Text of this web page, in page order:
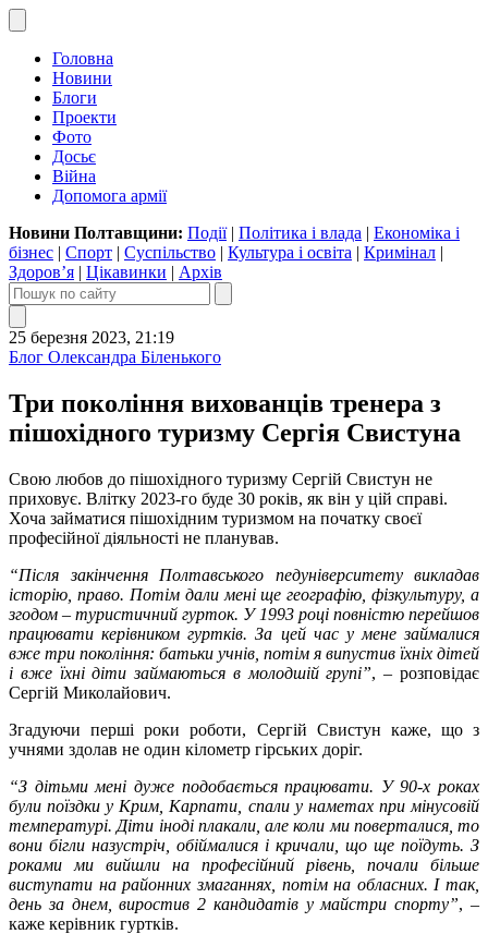
Головна
Новини
Блоги
Проекти
Фото
Досьє
Війна
Допомога армії
Новини Полтавщини: Події| Політика і влада | Економіка і
бізнес | Спорт | Суспільство | Культура і освіта | Кримінал |
Здоров’я | Цікавинки | Архів
25 березня 2023, 21:19
Блог Олександра Біленького
Три покоління вихованців тренера з
пішохідного туризму Сергія Свистуна
Свою любов до пішохідного туризму Сергій Свистун не
приховує. Влітку 2023-го буде 30 років, як він у цій справі.
Хоча займатися пішохідним туризмом на початку своєї
професійної діяльності не планував.
“Після закінчення Полтавського педуніверситету викладав
історію, право. Потім дали мені ще географію, фізкультуру, а
згодом – туристичний гурток. У 1993 році повністю перейшов
працювати керівником гуртків. За цей час у мене займалися
вже три покоління: батьки учнів, потім я випустив їхніх дітей
і вже їхні діти займаються в молодшій групі”, – розповідає
Сергій Миколайович.
Згадуючи перші роки роботи, Сергій Свистун каже, що з
учнями здолав не один кілометр гірських доріг.
“З дітьми мені дуже подобається працювати. У 90-х роках
були поїздки у Крим, Карпати, спали у наметах при мінусовій
температурі. Діти іноді плакали, але коли ми поверталися, то
вони бігли назустріч, обіймалися і кричали, що ще поїдуть. З
роками ми вийшли на професійний рівень, почали більше
виступати на районних змаганнях, потім на обласних. І так,
день за днем, виростив 2 кандидатів у майстри спорту”, –
каже керівник гуртків.